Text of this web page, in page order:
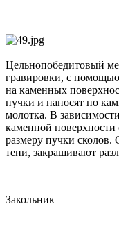
Цельнопобедитовый
гравировки, с
на каменных
пучки и наносят по
молотка. В
каменной
размеру пучки
тени, закрашивают
Закольник